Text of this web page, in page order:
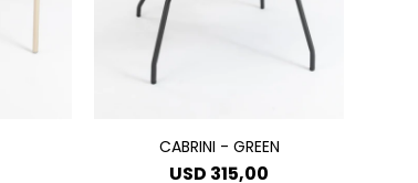
CABRINI - GREEN
USD 315,00